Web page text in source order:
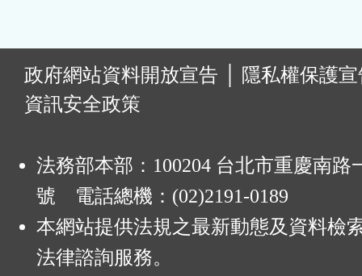
政府網站資料開放宣告
隱私權保護
資訊安全政策
法務部本部：100204 台北市重慶南路
號 電話總機：(02)2191-0189
本網站提供法規之最新動態及資料檢
法律諮詢服務。